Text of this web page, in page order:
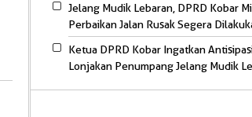
Jelang Mudik Lebaran, DPRD Kobar
Perbaikan Jalan Rusak Segera
Ketua DPRD Kobar Ingatkan
Lonjakan Penumpang Jelang Mudik